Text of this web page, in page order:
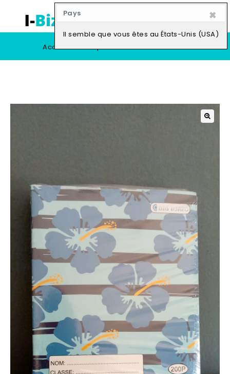
Pays ×
Il semble que vous êtes au États-Unis (USA)
0
Accueil Boutique Vendre